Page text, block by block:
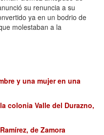
su renuncia a su
ya en un bodrio de
molestaban a la
y una mujer en una
colonia Valle del Durazno,
de Zamora